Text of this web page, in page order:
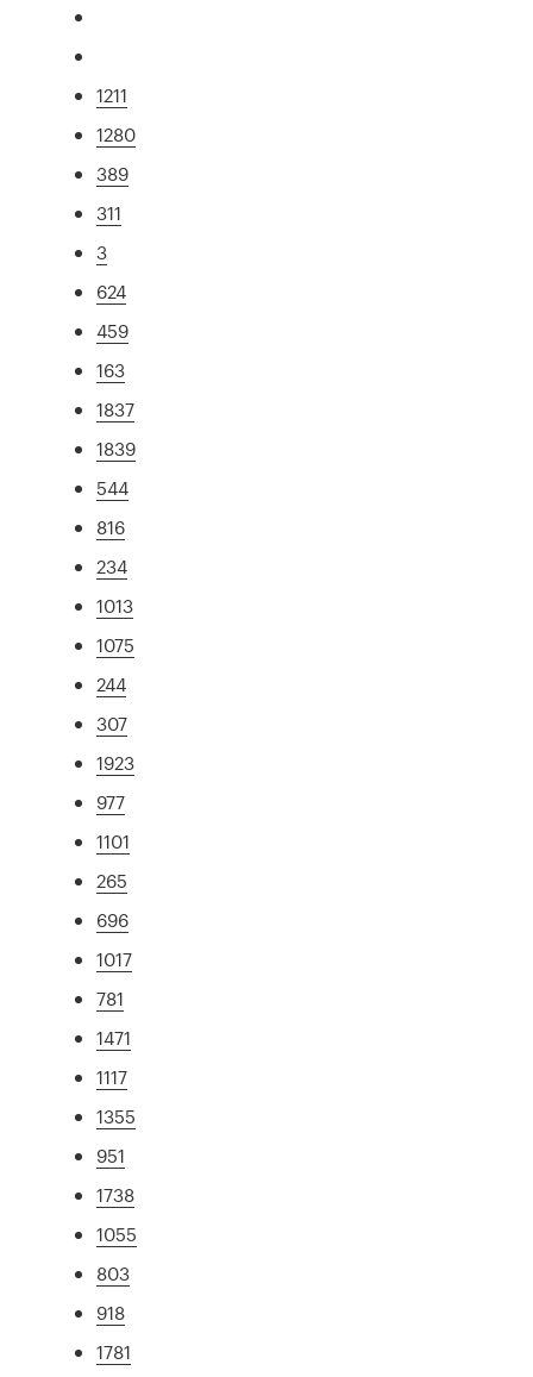
1211
1280
389
311
3
624
459
163
1837
1839
544
816
234
1013
1075
244
307
1923
977
1101
265
696
1017
781
1471
1117
1355
951
1738
1055
803
918
1781